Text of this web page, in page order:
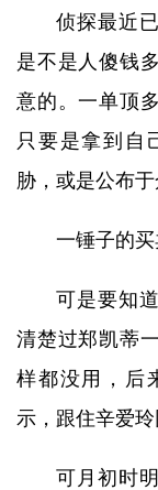
侦探最近
是不是人傻钱
意的。一单顶
只要是拿到自
胁，或是公布于
一锤子的买
可是要知
清楚过郑凯蒂
样都没用，后
示，跟住辛爱玲
可月初时